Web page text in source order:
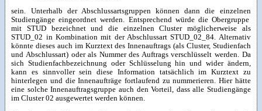
sein. Unterhalb der Abschlussartsgruppen können dann die einzelnen
Studiengänge eingeordnet werden. Entsprechend würde die Obergruppe
mit STUD bezeichnet und die einzelnen Cluster möglicherweise als
STUD_02 in Kombination mit der Abschlussart STUD_02_84. Alternativ
könnte dieses auch im Kurztext des Innenauftrags (als Cluster, Studienfach
und Abschlussart) oder als Nummer des Auftrags verschlüsselt werden. Da
sich Studienfachbezeichnung oder Schlüsselung hin und wider ändern,
kann es sinnvoller sein diese Information tatsächlich im Kurztext zu
hinterlegen und die Innenaufträge fortlaufend zu nummerieren. Hier hätte
eine solche Innenauftragsgruppe auch den Vorteil, dass alle Studiengänge
im Cluster 02 ausgewertet werden können.